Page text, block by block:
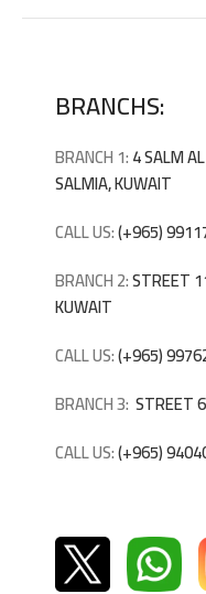
BRANCHS:
BRANCH 1:4 SALM
SALMIA, KUWAIT
CALL US:(+965)
BRANCH 2:STREET
KUWAIT
CALL US:(+965)
BRANCH 3: STREET
CALL US:(+965)